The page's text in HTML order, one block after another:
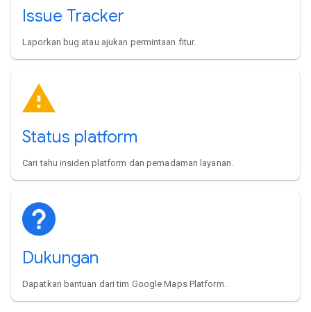
Issue Tracker
Laporkan bug atau ajukan permintaan fitur.
Status platform
Cari tahu insiden platform dan pemadaman layanan.
Dukungan
Dapatkan bantuan dari tim Google Maps Platform.